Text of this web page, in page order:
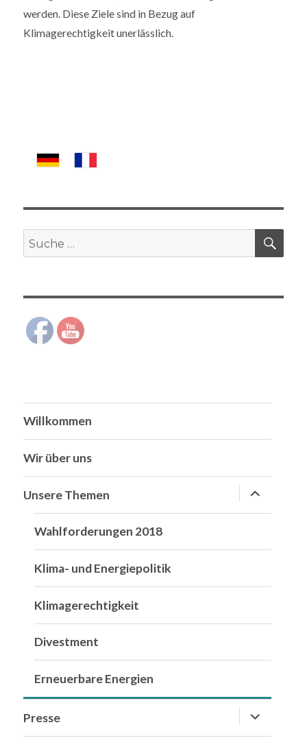
werden. Diese Ziele sind in Bezug auf
Klimagerechtigkeit unerlässlich.
Suche
nach:
Willkommen
Wir über uns
Unsere Themen
anzeigen
Wahlforderungen 2018
Klima- und Energiepolitik
Klimagerechtigkeit
Divestment
Erneuerbare Energien
Presse
anzeigen